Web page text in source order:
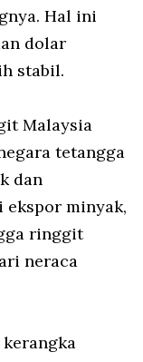
Hal ini
dolar
stabil.
Malaysia
tetangga
dan
minyak,
ringgit
neraca